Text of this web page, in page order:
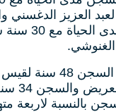
لكمال